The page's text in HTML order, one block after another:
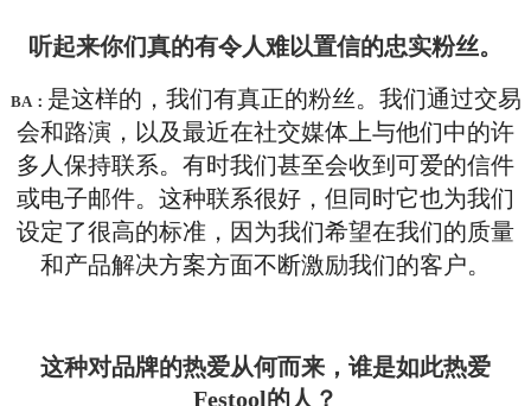
听起来你们真的有令人难以置信的忠实粉丝。
BA： 是这样的，我们有真正的粉丝。我们通过交易
会和路演，以及最近在社交媒体上与他们中的许
多人保持联系。有时我们甚至会收到可爱的信件
或电子邮件。这种联系很好，但同时它也为我们
设定了很高的标准，因为我们希望在我们的质量
和产品解决方案方面不断激励我们的客户。
这种对品牌的热爱从何而来，谁是如此热爱
Festool的人？